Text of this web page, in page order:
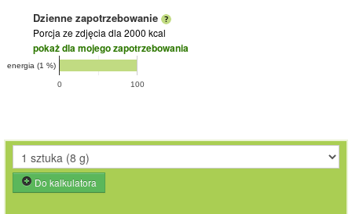
Dzienne zapotrzebowanie
Porcja ze zdjęcia dla 2000 kcal
pokaż dla mojego zapotrzebowania
0 100
energia (1 %)
Do kalkulatora